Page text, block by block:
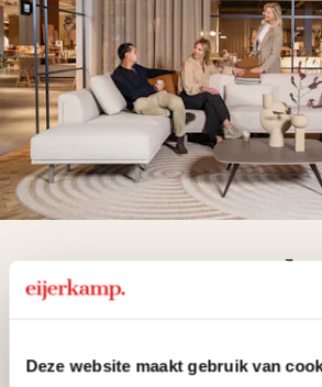
Deze website maakt gebruik van
De
gezien op tv!
Wie kent het programma